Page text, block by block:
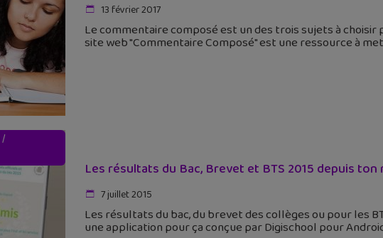
13 février 2017
Le commentaire composé est un des trois sujets à
site web "Commentaire Composé" est une ressource à
/
Les résultats du Bac, Brevet et BTS 2015 depuis ton
7 juillet 2015
Les résultats du bac, du brevet des collèges ou pour les
une application pour ça conçue par Digischool pour